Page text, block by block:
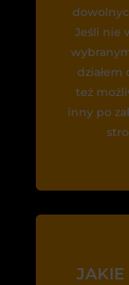
Jeśli nie
działem
też
inny po
JAKIE